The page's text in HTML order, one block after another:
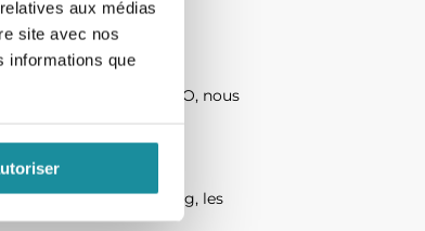
aux médias
site avec nos
informations que
dermocosmétique ENO, nous
Enoliss.
Suite à ce peeling, les